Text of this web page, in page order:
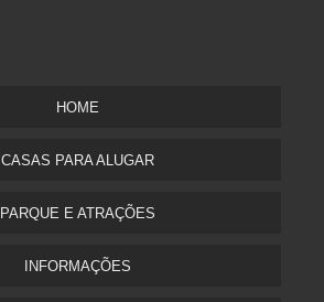
HOME
CASAS PARA ALUGAR
PARQUE E ATRAÇÕES
INFORMAÇÕES